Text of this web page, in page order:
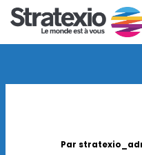
Aller
au
contenu
Par